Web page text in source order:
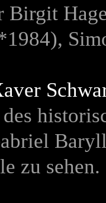
Birgit
zu sehen.